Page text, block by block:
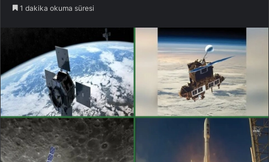
1 dakika okuma süresi